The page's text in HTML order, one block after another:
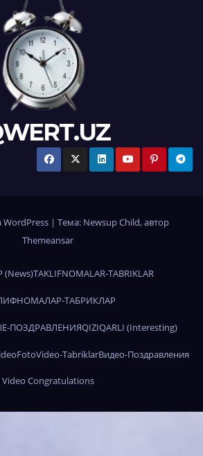
WordPress | Тема: Newsup Child, автор
Themeansar
TAKLIFNOMALAR-TABRIKLAR
ТАБРИКЛАР
ПОЗДРАВЛЕНИЯQIZIQARLI (Interesting)
FotoVideo-TabriklarВидео-Поздравления
Video Congratulations